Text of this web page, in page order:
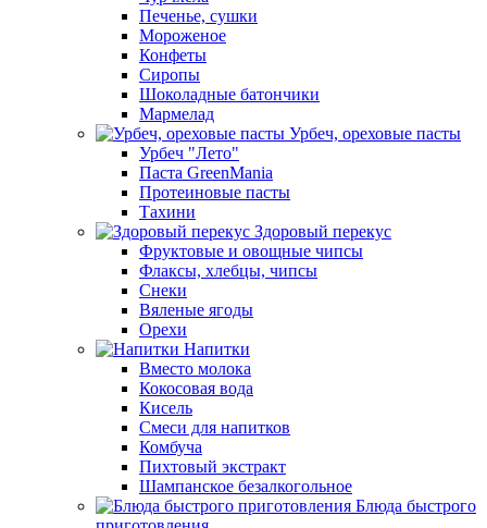
Печенье, сушки
Мороженое
Конфеты
Сиропы
Шоколадные батончики
Мармелад
Урбеч, ореховые пасты
Урбеч "Лето"
Паста GreenMania
Протеиновые пасты
Тахини
Здоровый перекус
Фруктовые и овощные чипсы
Флаксы, хлебцы, чипсы
Снеки
Вяленые ягоды
Орехи
Напитки
Вместо молока
Кокосовая вода
Кисель
Смеси для напитков
Комбуча
Пихтовый экстракт
Шампанское безалкогольное
Блюда быстрого